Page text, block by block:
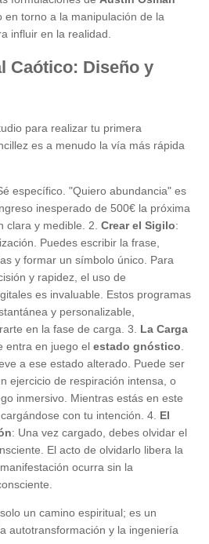
en torno a la manipulación de la
influir en la realidad.
Caótico: Diseño y
para realizar tu primera
es a menudo la vía más rápida
específico. "Quiero abundancia" es
inesperado de 500€ la próxima
clara y medible. 2. Crear el Sigilo:
Puedes escribir la frase,
y formar un símbolo único. Para
y rapidez, el uso de
es invaluable. Estos programas
y personalizable,
en la fase de carga. 3. La Carga
entra en juego el estado gnóstico
a ese estado alterado. Puede ser
ejercicio de respiración intensa, o
inmersivo. Mientras estás en este
con tu intención. 4. El
: Una vez cargado, debes olvidar el
El acto de olvidarlo libera la
ocurra sin la
un camino espiritual; es un
autotransformación y la ingeniería